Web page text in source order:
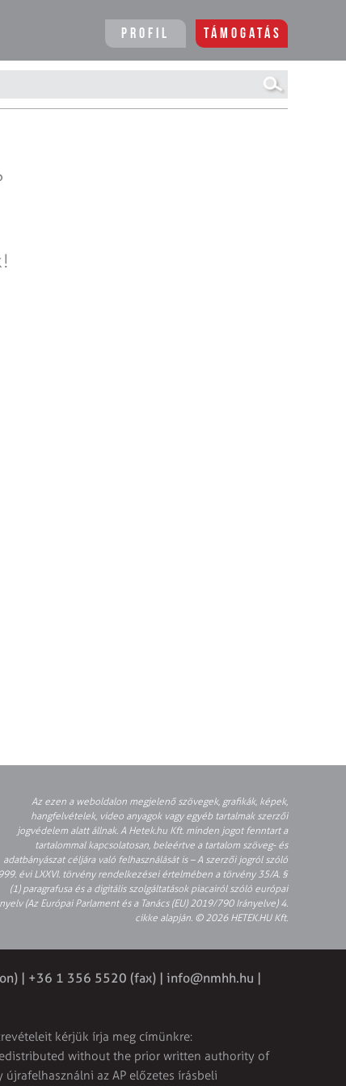
Profil Támogatás
Az ezen a weboldalon megjelenő szövegek, grafikák, képek,
hangfelvételek, video anyagok vagy egyéb tartalmak szerzői
jogvédelem alatt állnak. A Hetek.hu Kft. minden jogot fenntart a
tartalommal kapcsolatosan, beleértve a tartalom szöveg- és
adatbányászat céljára való felhasználását is – A szerzői jogról szóló
évi LXXVI. törvény rendelkezései értelmében a törvény 35/A. §
(1) paragrafusa és a digitális szolgáltatások piacairól szóló európai
(Az Európai Parlament és a Tanács (EU) 2019/790 Irányelve) 4.
cikke alapján. © 2026 HETEK.HU Kft.
| +36 1 356 5520 (fax) | info@nmhh.hu |
kérjük írja meg címünkre:
without the prior written authority of
az AP előzetes írásbeli